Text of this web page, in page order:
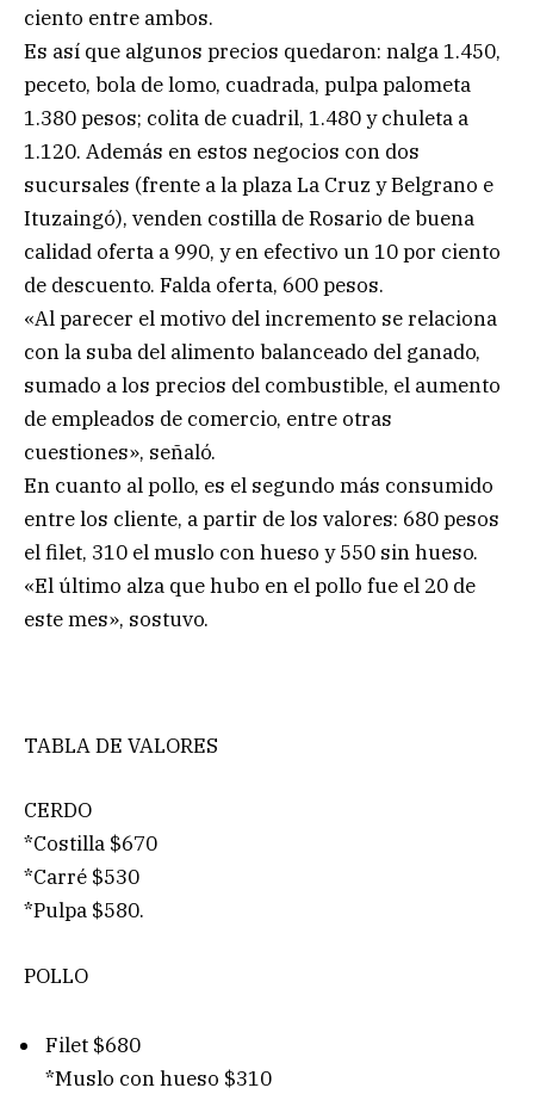
ciento entre ambos.
Es así que algunos precios quedaron: nalga 1.450,
peceto, bola de lomo, cuadrada, pulpa palometa
1.380 pesos; colita de cuadril, 1.480 y chuleta a
1.120. Además en estos negocios con dos
sucursales (frente a la plaza La Cruz y Belgrano e
Ituzaingó), venden costilla de Rosario de buena
calidad oferta a 990, y en efectivo un 10 por ciento
de descuento. Falda oferta, 600 pesos.
«Al parecer el motivo del incremento se relaciona
con la suba del alimento balanceado del ganado,
sumado a los precios del combustible, el aumento
de empleados de comercio, entre otras
cuestiones», señaló.
En cuanto al pollo, es el segundo más consumido
entre los cliente, a partir de los valores: 680 pesos
el filet, 310 el muslo con hueso y 550 sin hueso.
«El último alza que hubo en el pollo fue el 20 de
este mes», sostuvo.
TABLA DE VALORES
CERDO
*Costilla $670
*Carré $530
*Pulpa $580.
POLLO
Filet $680
*Muslo con hueso $310